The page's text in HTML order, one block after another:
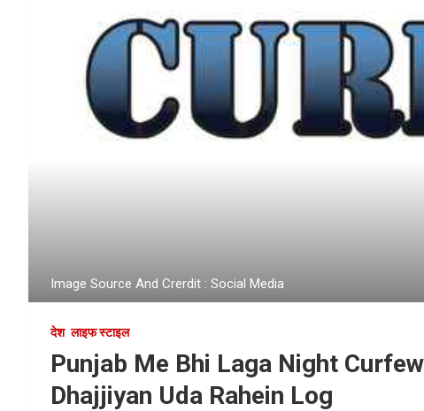
Image Source And Crerdit : Social Media
देश लाइफ स्टाइल
Punjab Me Bhi Laga Night
Dhajjiyan Uda Rahein Log